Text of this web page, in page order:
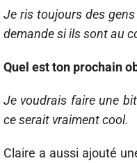
Je ris toujours des
demande si ils sont au
Quel est ton prochain
Je voudrais faire une
ce serait vraiment cool.
Claire a aussi ajouté